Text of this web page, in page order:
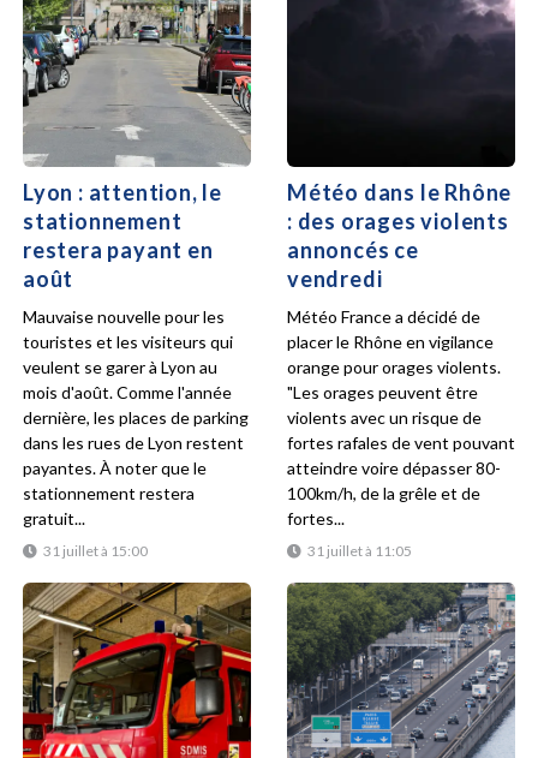
Lyon : attention, le
stationnement
restera payant en
août
31 juillet à 15:00
Mauvaise nouvelle pour les
touristes et les visiteurs qui
veulent se garer à Lyon au
mois d'août. Comme l'année
dernière, les places de parking
dans les rues de Lyon restent
payantes. À noter que le
stationnement restera
gratuit...
Météo dans le Rhône
: des orages violents
annoncés ce
vendredi
31 juillet à 11:05
Météo France a décidé de
placer le Rhône en vigilance
orange pour orages violents.
"Les orages peuvent être
violents avec un risque de
fortes rafales de vent pouvant
atteindre voire dépasser 80-
100km/h, de la grêle et de
fortes...